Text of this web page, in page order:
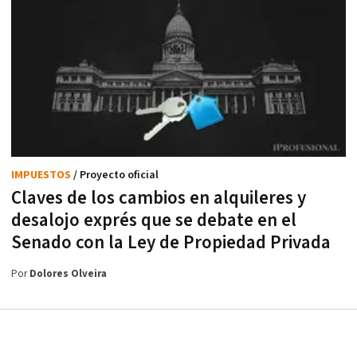
Claves de los cambios en alquileres y
desalojo exprés que se debate en el
Senado con la Ley de Propiedad Privada
IMPUESTOS / Proyecto oficial
PorDolores Olveira